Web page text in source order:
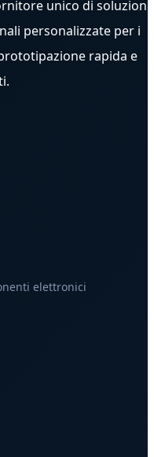
unico di soluzioni
personalizzate per i
rapida e
elettronici